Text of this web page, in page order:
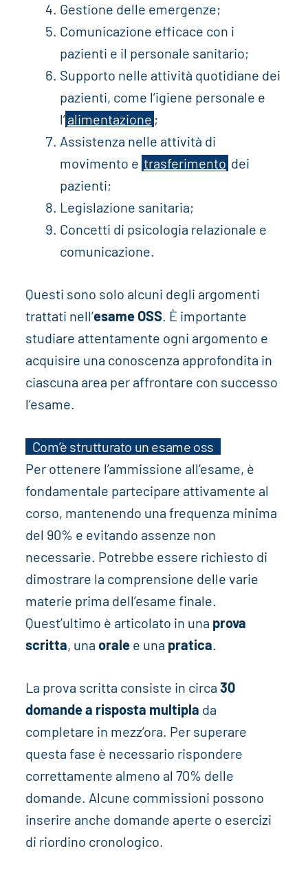
Gestione delle emergenze;
Comunicazione efficace con i
pazienti e il personale sanitario;
Supporto nelle attività quotidiane dei
pazienti, come l’igiene personale e
l’alimentazione ;
Assistenza nelle attività di
movimento e trasferimento dei
pazienti;
Legislazione sanitaria;
Concetti di psicologia relazionale e
comunicazione.
Questi sono solo alcuni degli argomenti
trattati nell’esame OSS. È importante
studiare attentamente ogni argomento e
acquisire una conoscenza approfondita in
ciascuna area per affrontare con successo
l’esame.
Com’è strutturato un esame oss
Per ottenere l’ammissione all’esame, è
fondamentale partecipare attivamente al
corso, mantenendo una frequenza minima
del 90% e evitando assenze non
necessarie. Potrebbe essere richiesto di
dimostrare la comprensione delle varie
materie prima dell’esame finale.
Quest’ultimo è articolato in una prova
scritta, una oralee una pratica.
La prova scritta consiste in circa 30
domande a risposta multipla da
completare in mezz’ora. Per superare
questa fase è necessario rispondere
correttamente almeno al 70% delle
domande. Alcune commissioni possono
inserire anche domande aperte o esercizi
di riordino cronologico.